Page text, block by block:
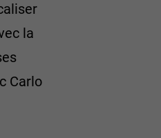
la
Carlo